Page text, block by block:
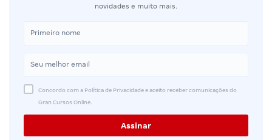
novidades e muito mais.
Concordo com a Política de Privacidade e aceito receber comunicações do
Gran Cursos Online.